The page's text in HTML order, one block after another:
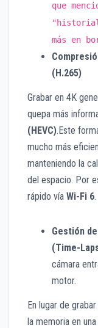
que
más en
(H.265)
Grabar en 4K
quepa más
(HEVC).Este
mucho más
manteniendo la
del espacio. Por
rápido vía Wi-Fi 6.
Gestión
(Time-
cámara
motor.
En lugar de
la memoria en